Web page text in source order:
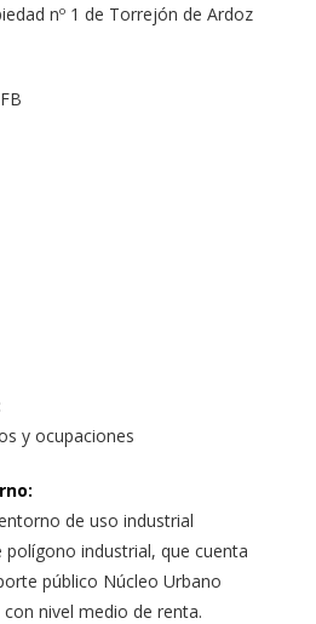
nº 1 de Torrejón de Ardoz
y ocupaciones
:
de uso industrial
industrial, que cuenta
público Núcleo Urbano
nivel medio de renta.